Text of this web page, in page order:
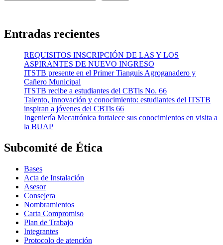
Entradas recientes
REQUISITOS INSCRIPCIÓN DE LAS Y LOS
ASPIRANTES DE NUEVO INGRESO
ITSTB presente en el Primer Tianguis Agroganadero y
Cañero Municipal
ITSTB recibe a estudiantes del CBTis No. 66
Talento, innovación y conocimiento: estudiantes del ITSTB
inspiran a jóvenes del CBTis 66
Ingeniería Mecatrónica fortalece sus conocimientos en visita a
la BUAP
Subcomité de Ética
Bases
Acta de Instalación
Asesor
Consejera
Nombramientos
Carta Compromiso
Plan de Trabajo
Integrantes
Protocolo de atención